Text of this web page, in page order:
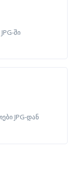
ში
JPG-დან